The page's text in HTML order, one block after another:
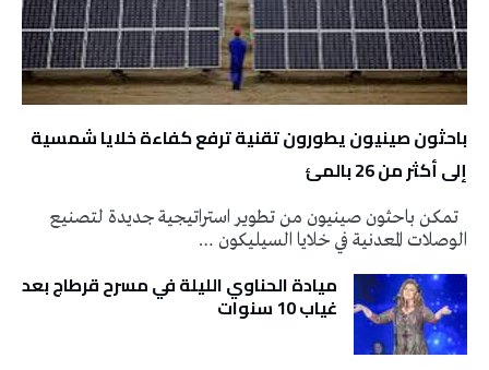
باحثون صينيون يطورون تقنية ترفع كفاءة خلايا شمسية
إلى أكثر من 26 بالمئ
تمكن باحثون صينيون من تطوير استراتيجية جديدة لتصنيع
الوصلات المعدنية في خلايا السيليكون …
ميادة الحناوي الليلة في مسرح قرطاج بعد
غياب 10 سنوات